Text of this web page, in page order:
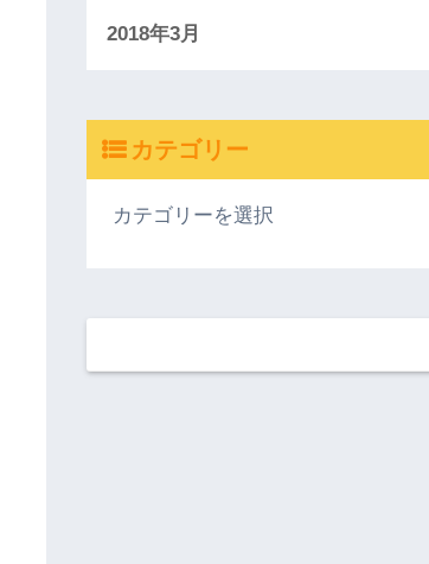
2018年3月
カテゴリー